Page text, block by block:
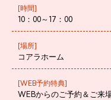
[時間]
10：00～17：00
[場所]
コアラホーム
[WEB予約特典]
WEBからのご予約＆ご来